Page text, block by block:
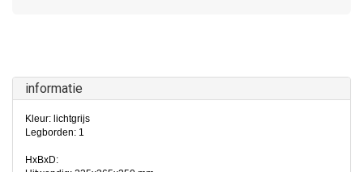
informatie
Kleur: lichtgrijs
Legborden: 1
HxBxD: